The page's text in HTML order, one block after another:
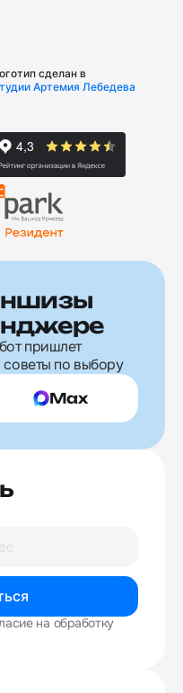
сделан в
Артемия Лебедева
пришлет
по выбору
Max
на обработку